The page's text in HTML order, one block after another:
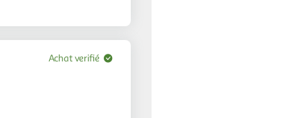
Achat verifié